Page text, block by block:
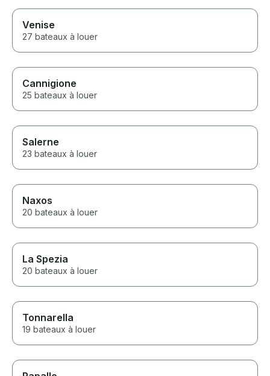
Venise
27 bateaux à louer
Cannigione
25 bateaux à louer
Salerne
23 bateaux à louer
Naxos
20 bateaux à louer
La Spezia
20 bateaux à louer
Tonnarella
19 bateaux à louer